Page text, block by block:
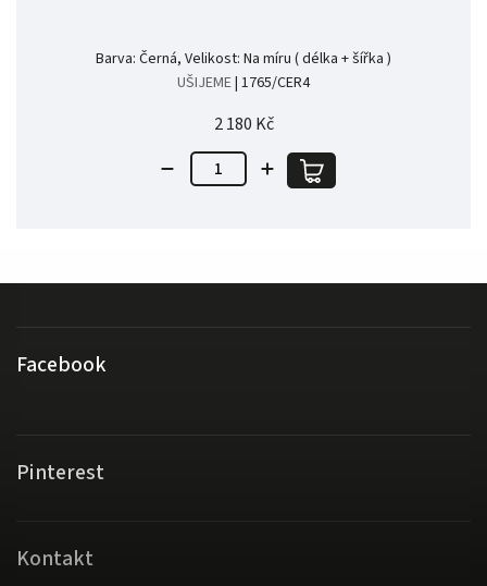
Barva: Černá, Velikost: Na míru ( délka + šířka )
UŠIJEME| 1765/CER4
2 180 Kč
Facebook
Pinterest
Kontakt